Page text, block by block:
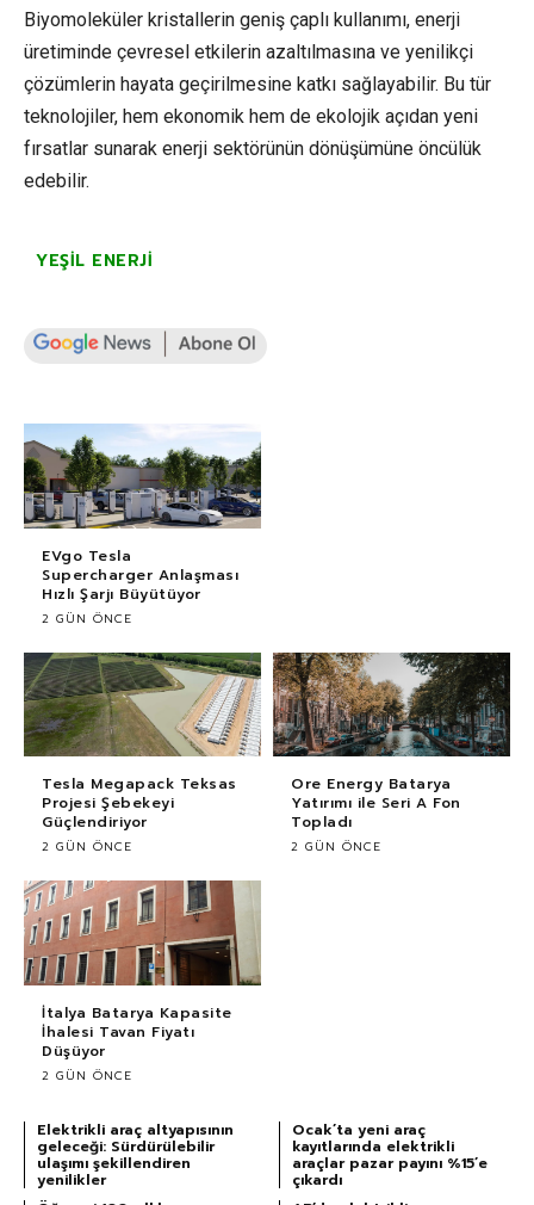
Biyomoleküler kristallerin geniş çaplı kullanımı, enerji
üretiminde çevresel etkilerin azaltılmasına ve yenilikçi
çözümlerin hayata geçirilmesine katkı sağlayabilir. Bu tür
teknolojiler, hem ekonomik hem de ekolojik açıdan yeni
fırsatlar sunarak enerji sektörünün dönüşümüne öncülük
edebilir.
YEŞIL ENERJI
EVgo Tesla
Supercharger Anlaşması
Hızlı Şarjı Büyütüyor
2 GÜN ÖNCE
Tesla Megapack Teksas
Projesi Şebekeyi
Güçlendiriyor
2 GÜN ÖNCE
Ore Energy Batarya
Yatırımı ile Seri A Fon
Topladı
2 GÜN ÖNCE
İtalya Batarya Kapasite
İhalesi Tavan Fiyatı
Düşüyor
2 GÜN ÖNCE
Elektrikli araç altyapısının
geleceği: Sürdürülebilir
ulaşımı şekillendiren
yenilikler
Ocak’ta yeni araç
kayıtlarında elektrikli
araçlar pazar payını %15’e
çıkardı